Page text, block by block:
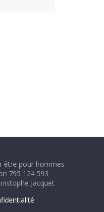
être pour hommes
795 124 593
Jacquet